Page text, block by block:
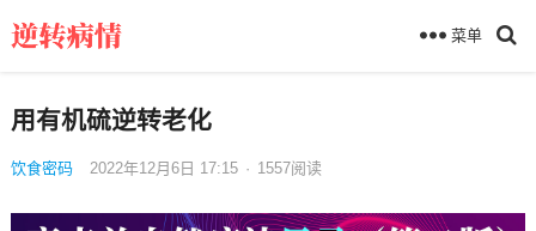
菜单
用有机硫逆转老化
饮食密码 2022年12月6日 17:15 · 1557阅读